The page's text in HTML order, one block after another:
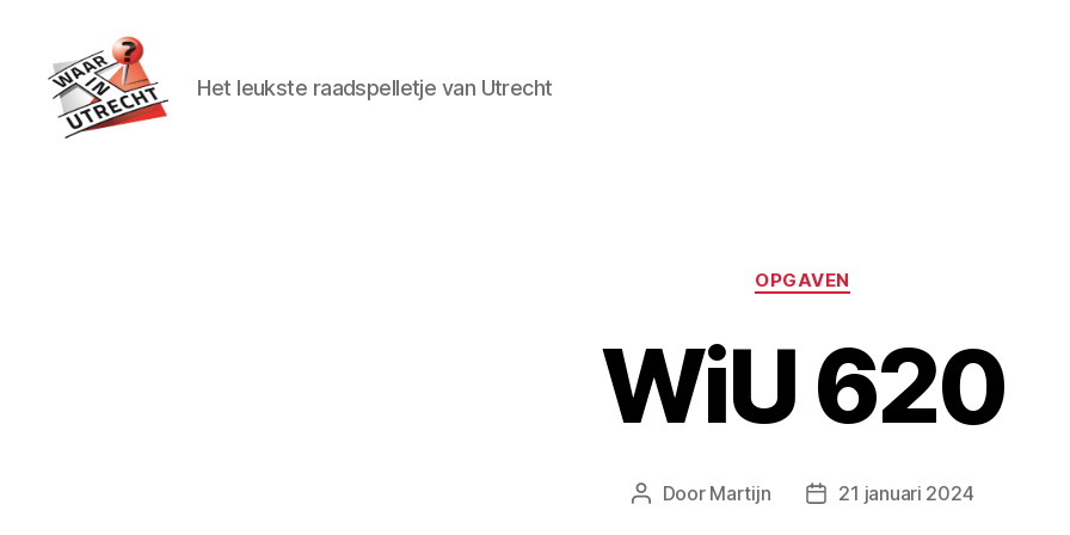
Het leukste raadspelletje van Utrecht
Categorieën
OPGAVEN
WiU 620
Berichtauteur
Door Martijn Berichtdatum
21 januari 2024